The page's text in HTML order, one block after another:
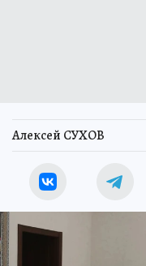
Алексей СУХОВ